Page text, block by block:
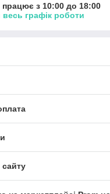
працює з 10:00 до 18:00
весь графік роботи
сайту